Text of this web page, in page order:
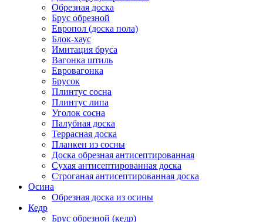
Обрезная доска
Брус обрезной
Европол (доска пола)
Блок-хаус
Имитация бруса
Вагонка штиль
Евровагонка
Брусок
Плинтус сосна
Плинтус липа
Уголок сосна
Палубная доска
Террасная доска
Планкен из сосны
Доска обрезная антисептированная
Сухая антисептированная доска
Строганая антисептированная доска
Осина
Обрезная доска из осины
Кедр
Брус обрезной (кедр)